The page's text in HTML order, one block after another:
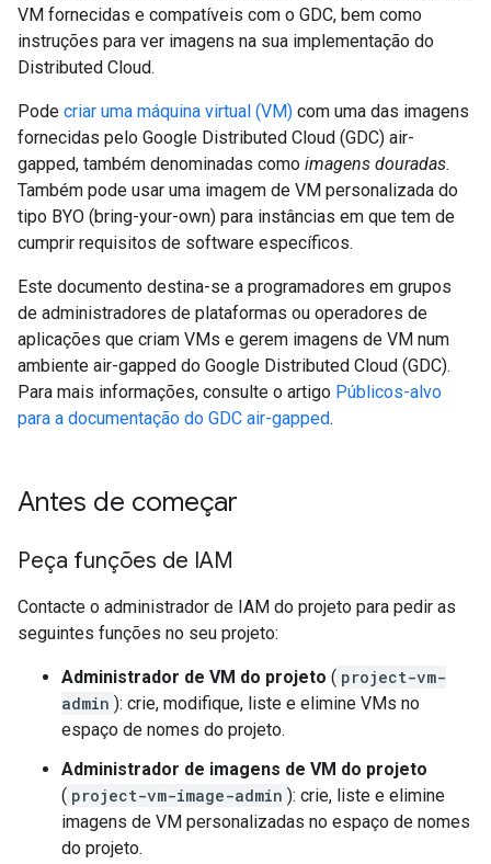
VM fornecidas e compatíveis com o GDC, bem como
instruções para ver imagens na sua implementação do
Distributed Cloud.
Pode criar uma máquina virtual (VM) com uma das imagens
fornecidas pelo Google Distributed Cloud (GDC) air-
gapped, também denominadas como imagens douradas.
Também pode usar uma imagem de VM personalizada do
tipo BYO (bring-your-own) para instâncias em que tem de
cumprir requisitos de software específicos.
Este documento destina-se a programadores em grupos
de administradores de plataformas ou operadores de
aplicações que criam VMs e gerem imagens de VM num
ambiente air-gapped do Google Distributed Cloud (GDC).
Para mais informações, consulte o artigo Públicos-alvo
para a documentação do GDC air-gapped.
Antes de começar
Peça funções de IAM
Contacte o administrador de IAM do projeto para pedir as
seguintes funções no seu projeto:
Administrador de VM do projeto ( project-vm-
admin ): crie, modifique, liste e elimine VMs no
espaço de nomes do projeto.
Administrador de imagens de VM do projeto
( project-vm-image-admin ): crie, liste e elimine
imagens de VM personalizadas no espaço de nomes
do projeto.